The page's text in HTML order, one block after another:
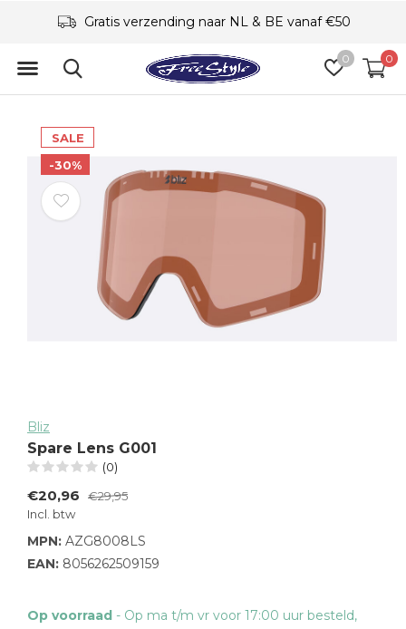
0 0
Gratis verzending naar NL & BE vanaf €50
SALE
-30%
Bliz
Spare Lens G001
(0)
€20,96
€29,95
Incl. btw
MPN: AZG8008LS
EAN: 8056262509159
Op voorraad - Op ma t/m vr voor 17:00 uur besteld,